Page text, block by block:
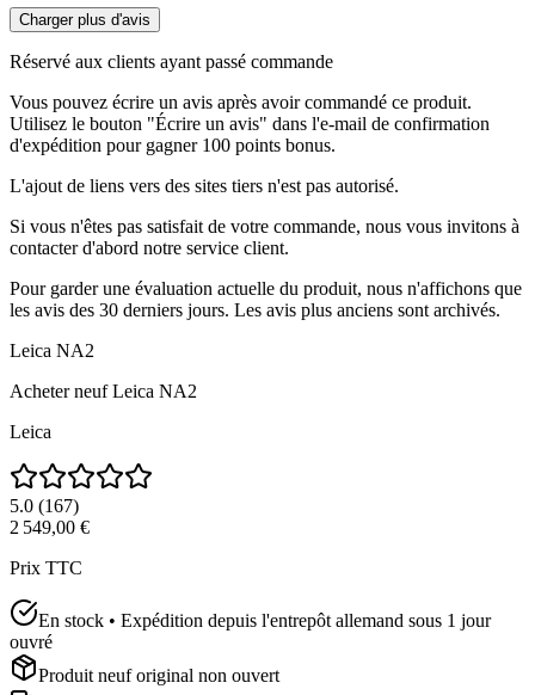
Charger plus d'avis
Réservé aux clients ayant passé commande
Vous pouvez écrire un avis après avoir commandé ce produit.
Utilisez le bouton "Écrire un avis" dans l'e-mail de confirmation
d'expédition pour gagner 100 points bonus.
L'ajout de liens vers des sites tiers n'est pas autorisé.
Si vous n'êtes pas satisfait de votre commande, nous vous invitons à
contacter d'abord notre service client.
Pour garder une évaluation actuelle du produit, nous n'affichons que
les avis des 30 derniers jours. Les avis plus anciens sont archivés.
Leica NA2
Acheter neuf Leica NA2
Leica
5.0 (167)
2 549,00 €
Prix TTC
En stock • Expédition depuis l'entrepôt allemand sous 1 jour
ouvré
Produit neuf original non ouvert